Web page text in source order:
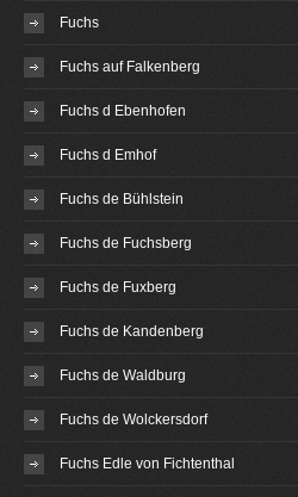
Fuchs
Fuchs auf Falkenberg
Fuchs d Ebenhofen
Fuchs d Emhof
Fuchs de Bühlstein
Fuchs de Fuchsberg
Fuchs de Fuxberg
Fuchs de Kandenberg
Fuchs de Waldburg
Fuchs de Wolckersdorf
Fuchs Edle von Fichtenthal